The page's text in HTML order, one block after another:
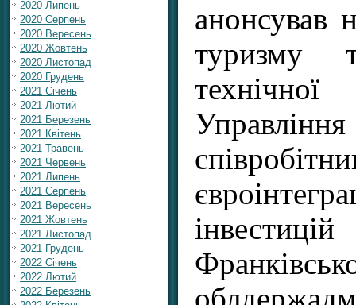
2020 Липень
2020 Серпень
2020 Вересень
2020 Жовтень
2020 Листопад
2020 Грудень
2021 Січень
2021 Лютий
2021 Березень
2021 Квітень
2021 Травень
2021 Червень
2021 Липень
2021 Серпень
2021 Вересень
2021 Жовтень
2021 Листопад
2021 Грудень
2022 Січень
2022 Лютий
2022 Березень
анонсував
туризму